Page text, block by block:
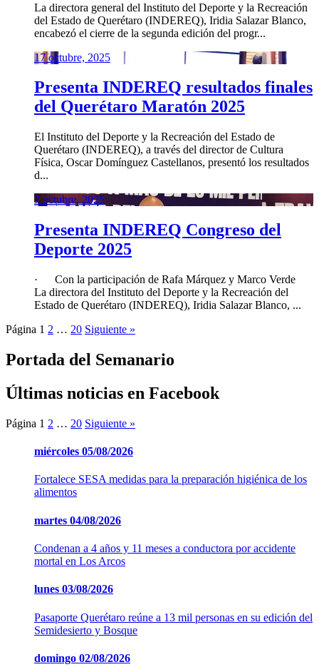
La directora general del Instituto del Deporte y la Recreación
del Estado de Querétaro (INDEREQ), Iridia Salazar Blanco,
encabezó el cierre de la segunda edición del progr...
17 octubre, 2025
Presenta INDEREQ resultados finales
del Querétaro Maratón 2025
El Instituto del Deporte y la Recreación del Estado de
Querétaro (INDEREQ), a través del director de Cultura
Física, Oscar Domínguez Castellanos, presentó los resultados
d...
7 octubre, 2025
Presenta INDEREQ Congreso del
Deporte 2025
· Con la participación de Rafa Márquez y Marco Verde
La directora del Instituto del Deporte y la Recreación del
Estado de Querétaro (INDEREQ), Iridia Salazar Blanco, ...
Página 1 2 … 20 Siguiente »
Portada del Semanario
Últimas noticias en Facebook
Página 1 2 … 20 Siguiente »
miércoles 05/08/2026
Fortalece SESA medidas para la preparación higiénica de los
alimentos
martes 04/08/2026
Condenan a 4 años y 11 meses a conductora por accidente
mortal en Los Arcos
lunes 03/08/2026
Pasaporte Querétaro reúne a 13 mil personas en su edición del
Semidesierto y Bosque
domingo 02/08/2026